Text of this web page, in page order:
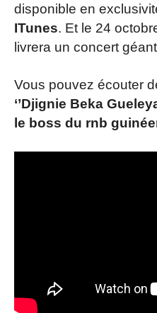
disponible en
ITunes. Et le 24
livrera un concert
Vous pouvez écouter
‘’Djignie Beka
le boss du rnb